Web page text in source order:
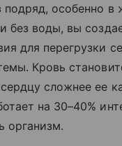
подряд, особенно в
без воды, вы
для перегрузки
Кровь
сложнее ее
на 30–40%
организм.